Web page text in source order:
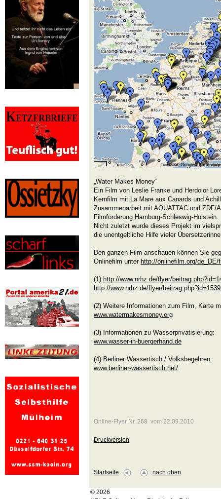
„Water Makes Money“
Ein Film von Leslie Franke und Herdolor
Kernfilm mit La Mare aux Canards und
Zusammenarbeit mit AQUATTAC und ZDF/
Filmförderung Hamburg-Schleswig-Holstein.
Nicht zuletzt wurde dieses Projekt im
die unentgeltliche Hilfe vieler
Den ganzen Film anschauen können Sie
Onlinefilm unter http://onlinefilm.org/de_DE/
(1) http://www.nrhz.de/flyer/
http://www.nrhz.de/flyer/
(2) Weitere Informationen zum Film, Karte
www.watermakesmoney.org
(3) Informationen zu Wasserprivatisierung:
www.wasser-in-buergerhand.de
(4) Berliner Wassertisch / Volksbegehren:
www.berliner-wassertisch.net/
Online-Flyer Nr. 268 vom 22.09.2010
Druckversion
Startseite nach oben
© 2026